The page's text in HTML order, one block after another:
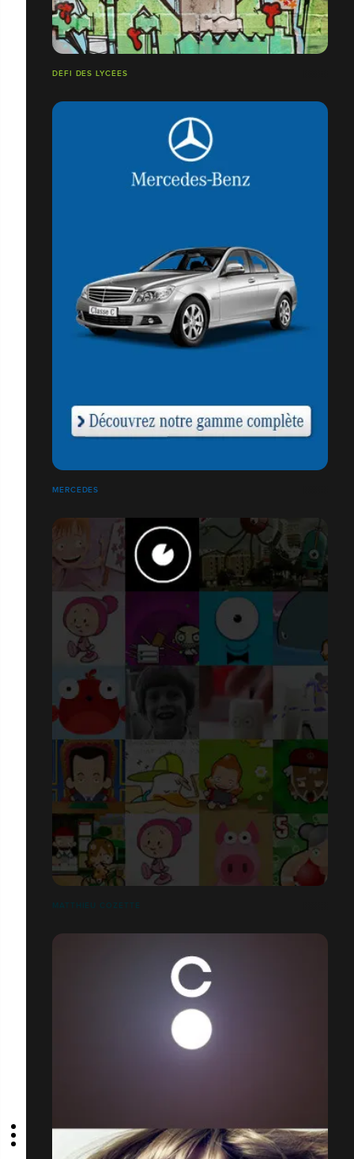
DÉFI DES LYCÉES
MERCEDES
MATTHIEU COZETTE